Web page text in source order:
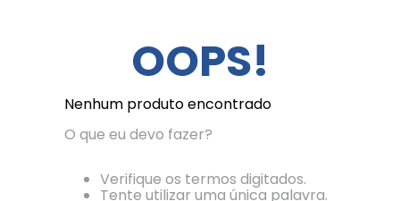
OOPS!
Nenhum produto encontrado
O que eu devo fazer?
Verifique os termos digitados.
Tente utilizar uma única palavra.